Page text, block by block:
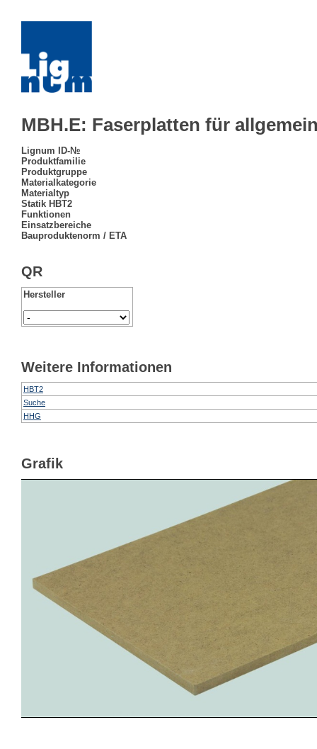
MBH.E: Faserplatten für
Lignum ID-№
Produktfamilie
Produktgruppe
Materialkategorie
Materialtyp
Statik HBT2
Funktionen
Einsatzbereiche
Bauproduktenorm / ETA
QR
Hersteller
Weitere Informationen
HBT2
Suche
HHG
Grafik